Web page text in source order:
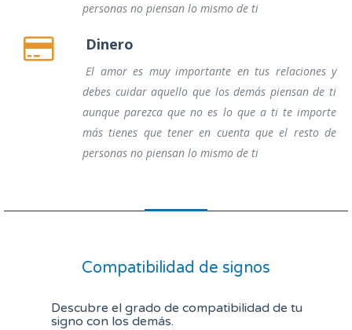
personas no piensan lo mismo de ti
Dinero
El amor es muy importante en tus relaciones y
debes cuidar aquello que los demás piensan de ti
aunque parezca que no es lo que a ti te importe
más tienes que tener en cuenta que el resto de
personas no piensan lo mismo de ti
Compatibilidad de signos
Descubre el grado de compatibilidad de tu
signo con los demás.